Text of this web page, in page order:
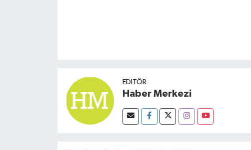
EDITÖR
Haber Merkezi
VİZYONDAKİLER